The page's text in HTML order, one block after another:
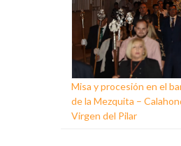
Misa y procesión en el
de la Mezquita –
Virgen del Pilar